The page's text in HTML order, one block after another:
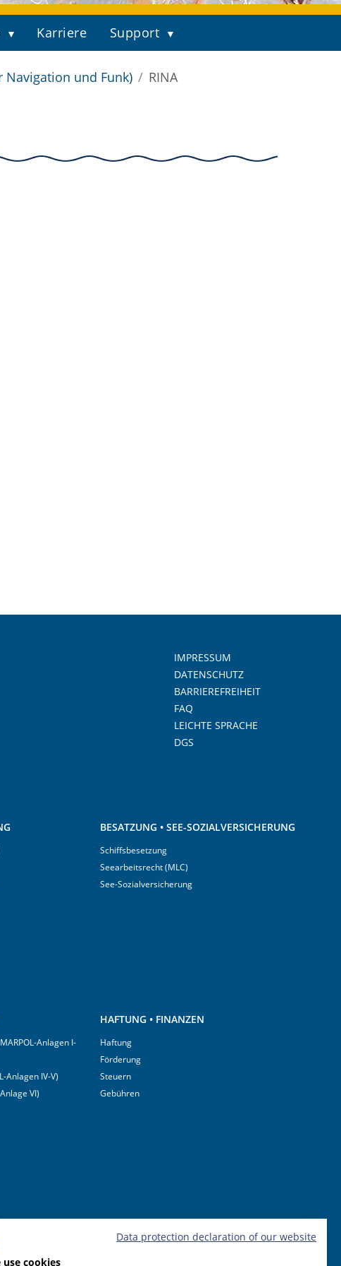
Karriere Support
Navigation und Funk) RINA
IMPRESSUM
DATENSCHUTZ
BARRIEREFREIHEIT
FAQ
LEICHTE SPRACHE
DGS
BESATZUNG • SEE-SOZIALVERSICHERUNG
Schiffsbesetzung
Seearbeitsrecht (MLC)
See-Sozialversicherung
Anlagen I-
Anlagen IV-V)
VI)
HAFTUNG • FINANZEN
Haftung
Förderung
Steuern
Gebühren
Data protection declaration of our website
use cookies